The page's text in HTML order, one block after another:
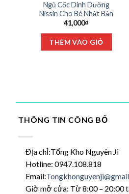
Ngũ Cốc Dinh Dưỡng
Nissin Cho Bé Nhật Bản
41,000₫
THÊM VÀO GIỎ
Sản
thể
chọn
trên
THÔNG TIN CÔNG BỐ
Địa chỉ:Tổng Kho Nguyên Ji
Hotline: 0947.108.818
Email:
Giờ mở cửa: Từ 8:00 – 20:00